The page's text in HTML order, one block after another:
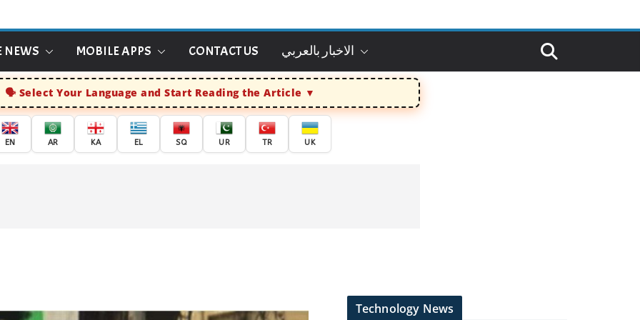
NEWS MOBILE APPS CONTACT US الاخبار بالعربي
Select Your Language and Start Reading the Article
EN AR KA EL SQ UR TR UK
Technology News